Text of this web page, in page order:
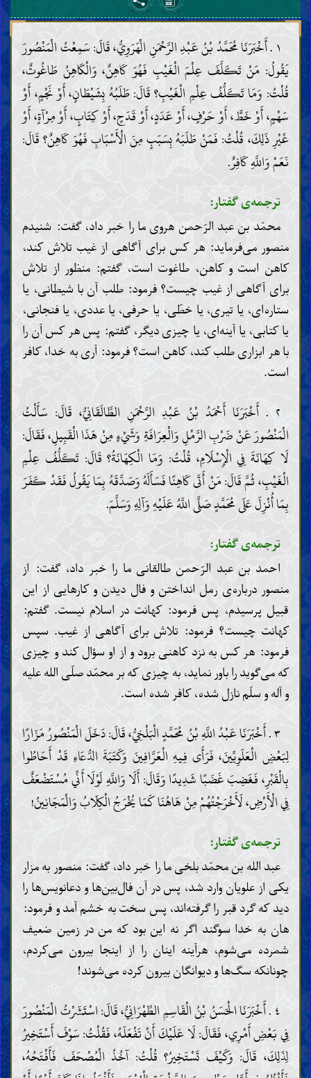
۱ . أَخْبَرَنَا مُحَمَّدُ بْنُ عَبْدِ الرَّحْمَنِ الْهَرَوِيُّ، قَالَ: سَمِعْتُ الْمَنْصُورَ
يَقُولُ: مَنْ تَكَلَّفَ عِلْمَ الْغَيْبِ فَهُوَ كَاهِنٌ، وَالْكَاهِنُ طَاغُوتٌ،
قُلْتُ: وَمَا تَكَلُّفُ عِلْمِ الْغَيْبِ؟ قَالَ: طَلَبُهُ بِشَيْطَانٍ، أَوْ نَجْمٍ، أَوْ
سَهْمٍ، أَوْ خَطٍّ، أَوْ حَرْفٍ، أَوْ عَدَدٍ، أَوْ قَدَحٍ، أَوْ كِتَابٍ، أَوْ مِرْآةٍ، أَوْ
غَيْرِ ذَلِكَ، قُلْتُ: فَمَنْ طَلَبَهُ بِسَبَبٍ مِنَ الْأَسْبَابِ فَهُوَ كَاهِنٌ؟ قَالَ:
نَعَمْ وَاللَّهِ كَافِرٌ.
ترجمه‌ی گفتار:
محمّد بن عبد الرّحمن هروی ما را خبر داد، گفت: شنیدم
منصور می‌فرماید: هر کس برای آگاهی از غیب تلاش کند،
کاهن است و کاهن، طاغوت است، گفتم: منظور از تلاش
برای آگاهی از غیب چیست؟ فرمود: طلب آن با شیطانی، یا
ستاره‌ای، یا تیری، یا خطّی، یا حرفی، یا عددی، یا فنجانی،
یا کتابی، یا آینه‌ای، یا چیزی دیگر، گفتم: پس هر کس آن را
با هر ابزاری طلب کند، کاهن است؟ فرمود: آری به خدا، کافر
است.
۲ . أَخْبَرَنَا أَحْمَدُ بْنُ عَبْدِ الرَّحْمَنِ الطَّالَقَانِيُّ، قَالَ: سَأَلْتُ
الْمَنْصُورَ عَنْ ضَرْبِ الرَّمْلِ وَالْعِرَافَةِ وَشَيْءٍ مِنْ هَذَا الْقَبِيلِ، فَقَالَ:
لَا كِهَانَةَ فِي الْإِسْلَامِ، قُلْتُ: وَمَا الْكِهَانَةُ؟ قَالَ: تَكَلُّفُ عِلْمِ
الْغَيْبِ، ثُمَّ قَالَ: مَنْ أَتَى كَاهِنًا فَسَأَلَهُ وَصَدَّقَهُ بِمَا يَقُولُ فَقَدْ كَفَرَ
بِمَا أُنْزِلَ عَلَى مُحَمَّدٍ صَلَّى اللَّهُ عَلَيْهِ وَآلِهِ وَسَلَّمَ.
ترجمه‌ی گفتار:
احمد بن عبد الرّحمن طالقانی ما را خبر داد، گفت: از
منصور درباره‌ی رمل انداختن و فال دیدن و کارهایی از این
قبیل پرسیدم، پس فرمود: کهانت در اسلام نیست. گفتم:
کهانت چیست؟ فرمود: تلاش برای آگاهی از غیب. سپس
فرمود: هر کس به نزد کاهنی برود و از او سؤال کند و چیزی
که می‌گوید را باور نماید، به چیزی که بر محمّد صلّی الله علیه
و آله و سلّم نازل شده، کافر شده است.
۳ . أَخْبَرَنَا عَبْدُ اللَّهِ بْنُ مُحَمَّدٍ الْبَلْخِيُّ، قَالَ: دَخَلَ الْمَنْصُورُ مَزَارًا
لِبَعْضِ الْعَلَوِيِّينَ، فَرَأَى فِيهِ الْعَرَّافِينَ وَكَتَبَةَ الدُّعَاءِ قَدْ أَحَاطُوا
بِالْقَبْرِ، فَغَضِبَ غَضَبًا شَدِيدًا وَقَالَ: أَلَا وَاللَّهِ لَوْلَا أَنِّي مُسْتَضْعَفٌ
فِي الْأَرْضِ، لَأَخْرَجْتُهُمْ مِنْ هَاهُنَا كَمَا يُخْرَجُ الْكِلَابُ وَالْمَجَانِينُ!
ترجمه‌ی گفتار:
عبد الله بن محمّد بلخی ما را خبر داد، گفت: منصور به مزار
یکی از علویان وارد شد، پس در آن فال‌بین‌ها و دعانویس‌ها را
دید که گرد قبر را گرفته‌اند، پس سخت به خشم آمد و فرمود:
هان به خدا سوگند اگر نه این بود که من در زمین ضعیف
شمرده می‌شوم، هرآینه اینان را از اینجا بیرون می‌کردم،
چونانکه سگ‌ها و دیوانگان بیرون کرده می‌شوند!
۴ . أَخْبَرَنَا الْحَسَنُ بْنُ الْقَاسِمِ الطِّهْرَانِيُّ، قَالَ: اسْتَشَرْتُ الْمَنْصُورَ
فِي بَعْضِ أَمْرِي، فَقَالَ: لَا عَلَيْكَ أَنْ تَفْعَلَهُ، فَقُلْتُ: سَوْفَ أَسْتَخِيرُ
لِذَلِكَ، قَالَ: وَكَيْفَ تَسْتَخِيرُ؟ قُلْتُ: آخُذُ الْمُصْحَفَ فَأَفْتَحُهُ،